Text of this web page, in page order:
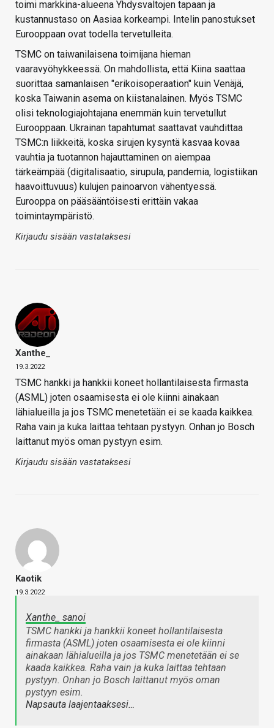
toimi markkina-alueena Yhdysvaltojen tapaan ja
kustannustaso on Aasiaa korkeampi. Intelin panostukset
Eurooppaan ovat todella tervetulleita.
TSMC on taiwanilaisena toimijana hieman
vaaravyöhykkeessä. On mahdollista, että Kiina saattaa
suorittaa samanlaisen "erikoisoperaation" kuin Venäjä,
koska Taiwanin asema on kiistanalainen. Myös TSMC
olisi teknologiajohtajana enemmän kuin tervetullut
Eurooppaan. Ukrainan tapahtumat saattavat vauhdittaa
TSMC:n liikkeitä, koska sirujen kysyntä kasvaa kovaa
vauhtia ja tuotannon hajauttaminen on aiempaa
tärkeämpää (digitalisaatio, sirupula, pandemia, logistiikan
haavoittuvuus) kulujen painoarvon vähentyessä.
Eurooppa on pääsääntöisesti erittäin vakaa
toimintaympäristö.
Kirjaudu sisään vastataksesi
Xanthe_
19.3.2022
TSMC hankki ja hankkii koneet hollantilaisesta firmasta
(ASML) joten osaamisesta ei ole kiinni ainakaan
lähialueilla ja jos TSMC menetetään ei se kaada kaikkea.
Raha vain ja kuka laittaa tehtaan pystyyn. Onhan jo Bosch
laittanut myös oman pystyyn esim.
Kirjaudu sisään vastataksesi
Kaotik
19.3.2022
Xanthe_ sanoi
TSMC hankki ja hankkii koneet hollantilaisesta
firmasta (ASML) joten osaamisesta ei ole kiinni
ainakaan lähialueilla ja jos TSMC menetetään ei se
kaada kaikkea. Raha vain ja kuka laittaa tehtaan
pystyyn. Onhan jo Bosch laittanut myös oman
pystyyn esim.
Napsauta laajentaaksesi…